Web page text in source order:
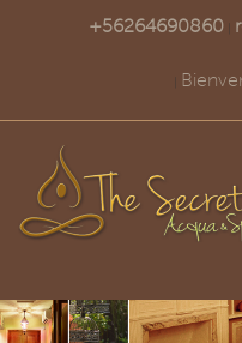
+56264690860|